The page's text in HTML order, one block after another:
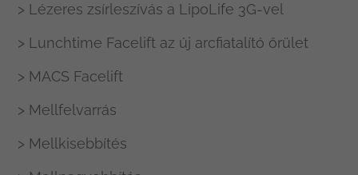
> Lézeres zsírleszívás a LipoLife 3G-vel
> Lunchtime Facelift az új arcfiatalító őrület
> MACS Facelift
> Mellfelvarrás
> Mellkisebbítés